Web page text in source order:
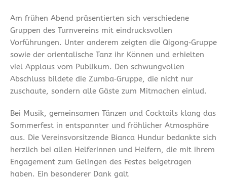
Am frühen Abend präsentierten sich verschiedene
Gruppen des Turnvereins mit eindrucksvollen
Vorführungen. Unter anderem zeigten die Qigong‑Gruppe
sowie der orientalische Tanz ihr Können und erhielten
viel Applaus vom Publikum. Den schwungvollen
Abschluss bildete die Zumba‑Gruppe, die nicht nur
zuschaute, sondern alle Gäste zum Mitmachen einlud.
Bei Musik, gemeinsamen Tänzen und Cocktails klang das
Sommerfest in entspannter und fröhlicher Atmosphäre
aus. Die Vereinsvorsitzende Bianca Hundur bedankte sich
herzlich bei allen Helferinnen und Helfern, die mit ihrem
Engagement zum Gelingen des Festes beigetragen
haben. Ein besonderer Dank galt